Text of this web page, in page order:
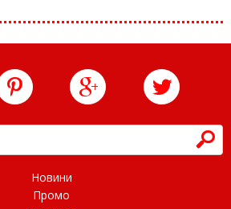
h
Новини
Промо